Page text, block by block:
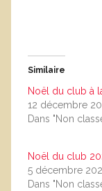
Similaire
Noël du club à
12 décembre
Dans "Non
Noël du club
5 décembre
Dans "Non